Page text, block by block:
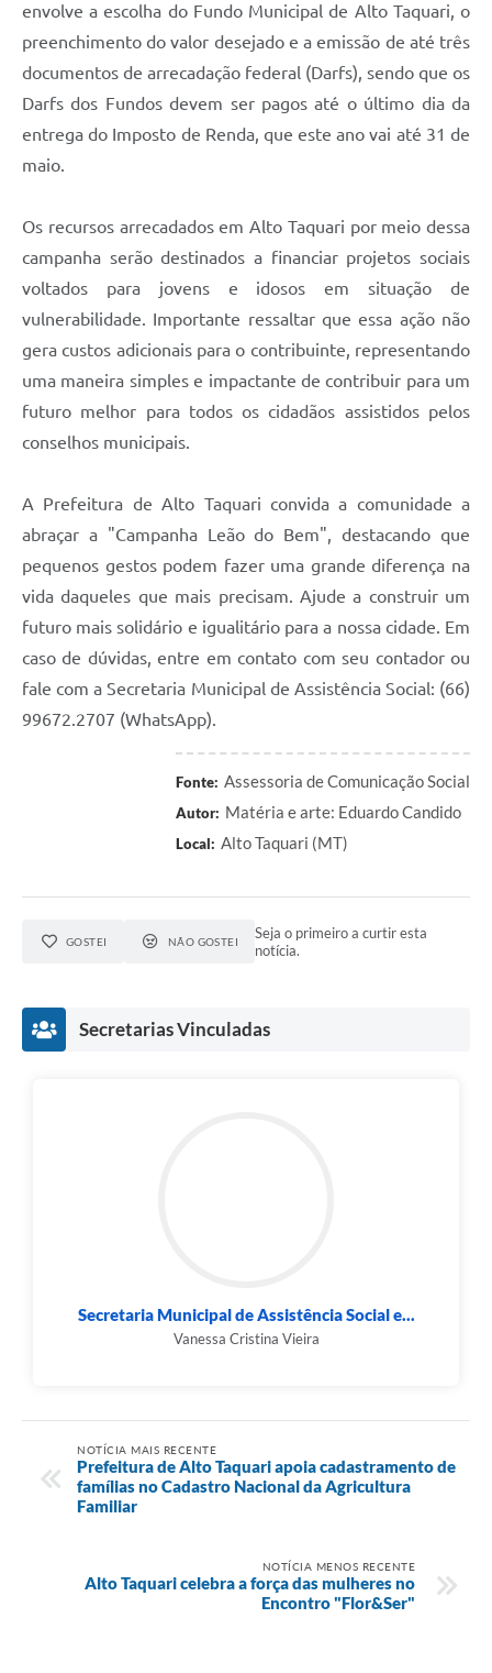
envolve a escolha do Fundo Municipal de Alto Taquari, o
preenchimento do valor desejado e a emissão de até três
documentos de arrecadação federal (Darfs), sendo que os
Darfs dos Fundos devem ser pagos até o último dia da
entrega do Imposto de Renda, que este ano vai até 31 de
maio.
Os recursos arrecadados em Alto Taquari por meio dessa
campanha serão destinados a financiar projetos sociais
voltados para jovens e idosos em situação de
vulnerabilidade. Importante ressaltar que essa ação não
gera custos adicionais para o contribuinte, representando
uma maneira simples e impactante de contribuir para um
futuro melhor para todos os cidadãos assistidos pelos
conselhos municipais.
A Prefeitura de Alto Taquari convida a comunidade a
abraçar a "Campanha Leão do Bem", destacando que
pequenos gestos podem fazer uma grande diferença na
vida daqueles que mais precisam. Ajude a construir um
futuro mais solidário e igualitário para a nossa cidade. Em
caso de dúvidas, entre em contato com seu contador ou
fale com a Secretaria Municipal de Assistência Social: (66)
99672.2707 (WhatsApp).
Fonte: Assessoria de Comunicação Social
Autor: Matéria e arte: Eduardo Candido
Local: Alto Taquari (MT)
GOSTEI NÃO GOSTEI
Seja o primeiro a curtir esta
notícia.
Secretarias Vinculadas
Secretaria Municipal de Assistência Social e...
Vanessa Cristina Vieira
NOTÍCIA MAIS RECENTE
Prefeitura de Alto Taquari apoia cadastramento de
famílias no Cadastro Nacional da Agricultura
Familiar
NOTÍCIA MENOS RECENTE
Alto Taquari celebra a força das mulheres no
Encontro "Flor&Ser"